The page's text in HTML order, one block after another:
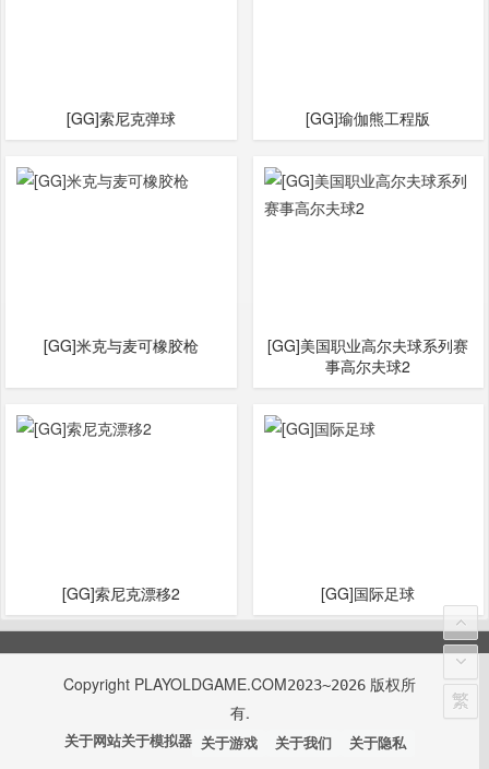
[GG]索尼克弹球 [GG]瑜伽熊工程版
[GG]米克与麦可橡胶枪
[GG]美国职业高尔夫球系列赛
事高尔夫球2
[GG]索尼克漂移2 [GG]国际足球
Copyright PLAYOLDGAME.COM2023~2026 版权所
有.
关于网站关于模拟器 关于游戏 关于我们 关于隐私
繁